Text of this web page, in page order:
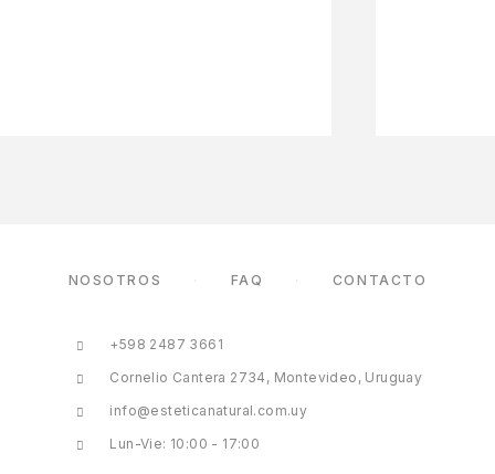
NOSOTROS FAQ CONTACTO
+598 2487 3661
Cornelio Cantera 2734, Montevideo, Uruguay
info@esteticanatural.com.uy
Lun-Vie: 10:00 - 17:00